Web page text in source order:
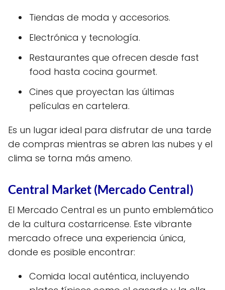
Tiendas de moda y accesorios.
Electrónica y tecnología.
Restaurantes que ofrecen desde fast
food hasta cocina gourmet.
Cines que proyectan las últimas
películas en cartelera.
Es un lugar ideal para disfrutar de una tarde
de compras mientras se abren las nubes y el
clima se torna más ameno.
Central Market (Mercado Central)
El Mercado Central es un punto emblemático
de la cultura costarricense. Este vibrante
mercado ofrece una experiencia única,
donde es posible encontrar:
Comida local auténtica, incluyendo